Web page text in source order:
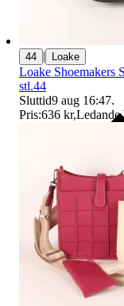
Ersättning om
44 | Loake
Loake Shoemakers
stl.44
Sluttid9 aug 16:47.
Pris:636 kr,Ledande